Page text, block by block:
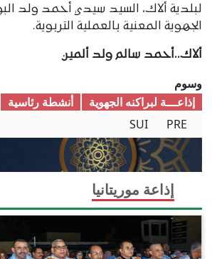
لبلدية ألاك، السيد سيدي أحمد ولد
الجهوية المعنية بالعملية التربوية.
ألاك..أحمد سالم ولد ألمين
وسوم
إذاعـــة لبراكنه الجهوية
أنشطة رئاسية
PRE
SUI
إذاعة موريتانيا